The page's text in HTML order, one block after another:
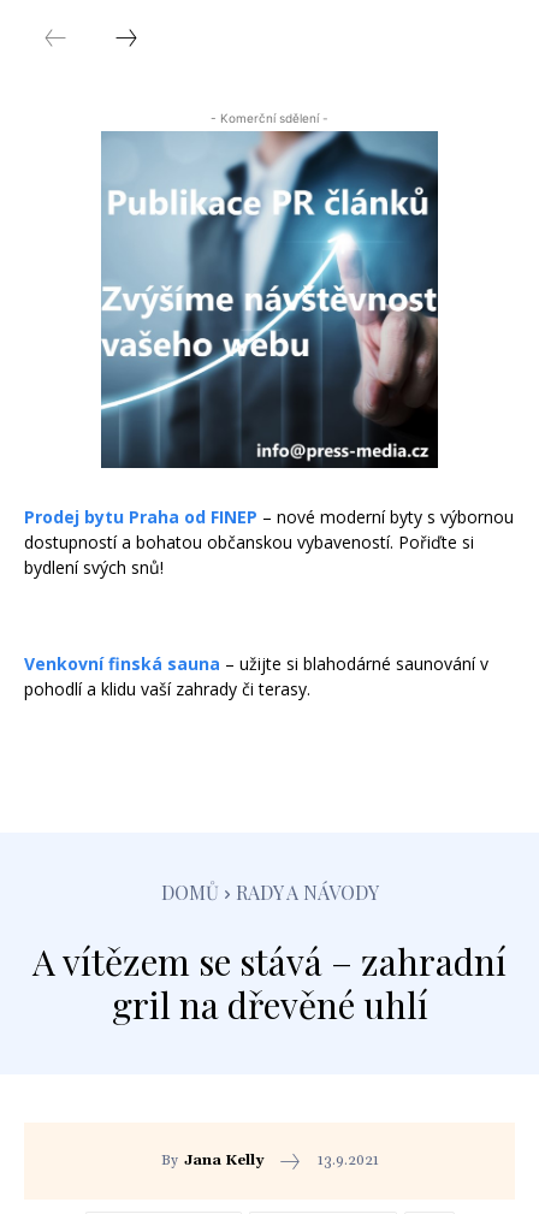
- Komerční sdělení -
Prodej bytu Praha od FINEP – nové moderní byty s výbornou
dostupností a bohatou občanskou vybaveností. Pořiďte si
bydlení svých snů!
Venkovní finská sauna – užijte si blahodárné saunování v
pohodlí a klidu vaší zahrady či terasy.